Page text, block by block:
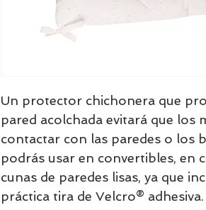
Un protector chichonera que
pared acolchada evitará que los
contactar con las paredes o los
podrás usar en convertibles, en
cunas de paredes lisas, ya que
práctica tira de Velcro® adhesiva.